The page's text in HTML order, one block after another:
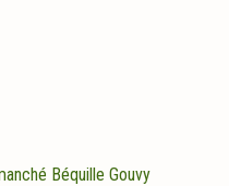
Béquille Gouvy